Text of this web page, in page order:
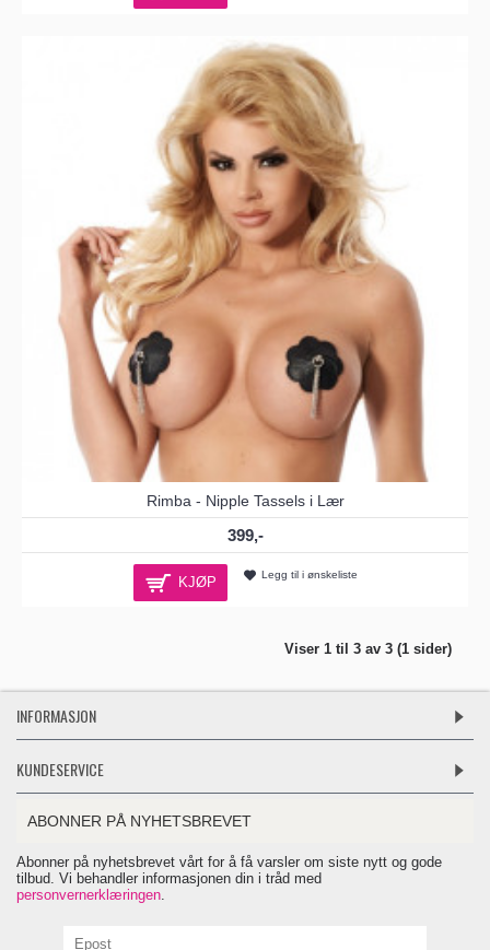
Rimba - Nipple Tassels i Lær
399,-
KJØP Legg til i ønskeliste
Viser 1 til 3 av 3 (1 sider)
INFORMASJON
KUNDESERVICE
ABONNER PÅ NYHETSBREVET
Abonner på nyhetsbrevet vårt for å få varsler om siste nytt og gode
tilbud. Vi behandler informasjonen din i tråd med
personvernerklæringen.